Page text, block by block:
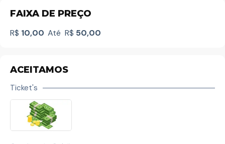
FAIXA DE PREÇO
R$ 10,00 Até R$ 50,00
ACEITAMOS
Ticket's